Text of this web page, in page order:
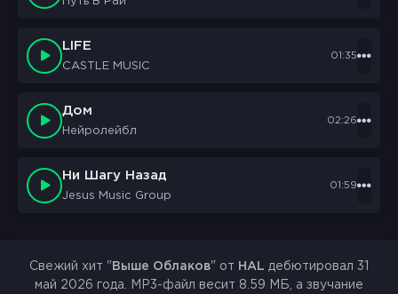
LIFE
CASTLE MUSIC
01:35
Дом
Нейролейбл
02:26
Ни Шагу Назад
Jesus Music Group
01:59
Свежий хит " Выше Облаков" от HAL дебютировал 31
май 2026 года. MP3-файл весит 8.59 МБ, а звучание